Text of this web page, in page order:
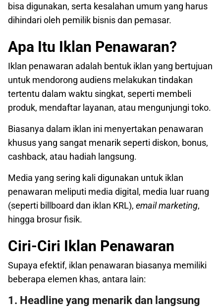
bisa digunakan, serta kesalahan umum yang harus
dihindari oleh pemilik bisnis dan pemasar.
Apa Itu Iklan Penawaran?
Iklan penawaran adalah bentuk iklan yang bertujuan
untuk mendorong audiens melakukan tindakan
tertentu dalam waktu singkat, seperti membeli
produk, mendaftar layanan, atau mengunjungi toko.
Biasanya dalam iklan ini menyertakan penawaran
khusus yang sangat menarik seperti diskon, bonus,
cashback, atau hadiah langsung.
Media yang sering kali digunakan untuk iklan
penawaran meliputi media digital, media luar ruang
(seperti billboard dan iklan KRL), email marketing,
hingga brosur fisik.
Ciri-Ciri Iklan Penawaran
Supaya efektif, iklan penawaran biasanya memiliki
beberapa elemen khas, antara lain:
1. Headline yang menarik dan langsung